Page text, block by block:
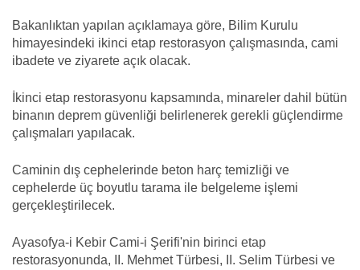
Bakanlıktan yapılan açıklamaya göre, Bilim Kurulu
himayesindeki ikinci etap restorasyon çalışmasında, cami
ibadete ve ziyarete açık olacak.
İkinci etap restorasyonu kapsamında, minareler dahil bütün
binanın deprem güvenliği belirlenerek gerekli güçlendirme
çalışmaları yapılacak.
Caminin dış cephelerinde beton harç temizliği ve
cephelerde üç boyutlu tarama ile belgeleme işlemi
gerçekleştirilecek.
Ayasofya-i Kebir Cami-i Şerifi'nin birinci etap
restorasyonunda, II. Mehmet Türbesi, II. Selim Türbesi ve